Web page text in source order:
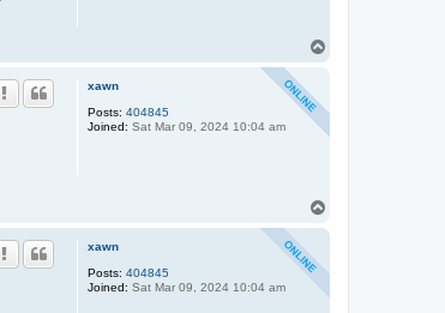
xawn
Posts: 404845
Joined: Sat Mar 09, 2024 10:04 am
xawn
Posts: 404845
Joined: Sat Mar 09, 2024 10:04 am